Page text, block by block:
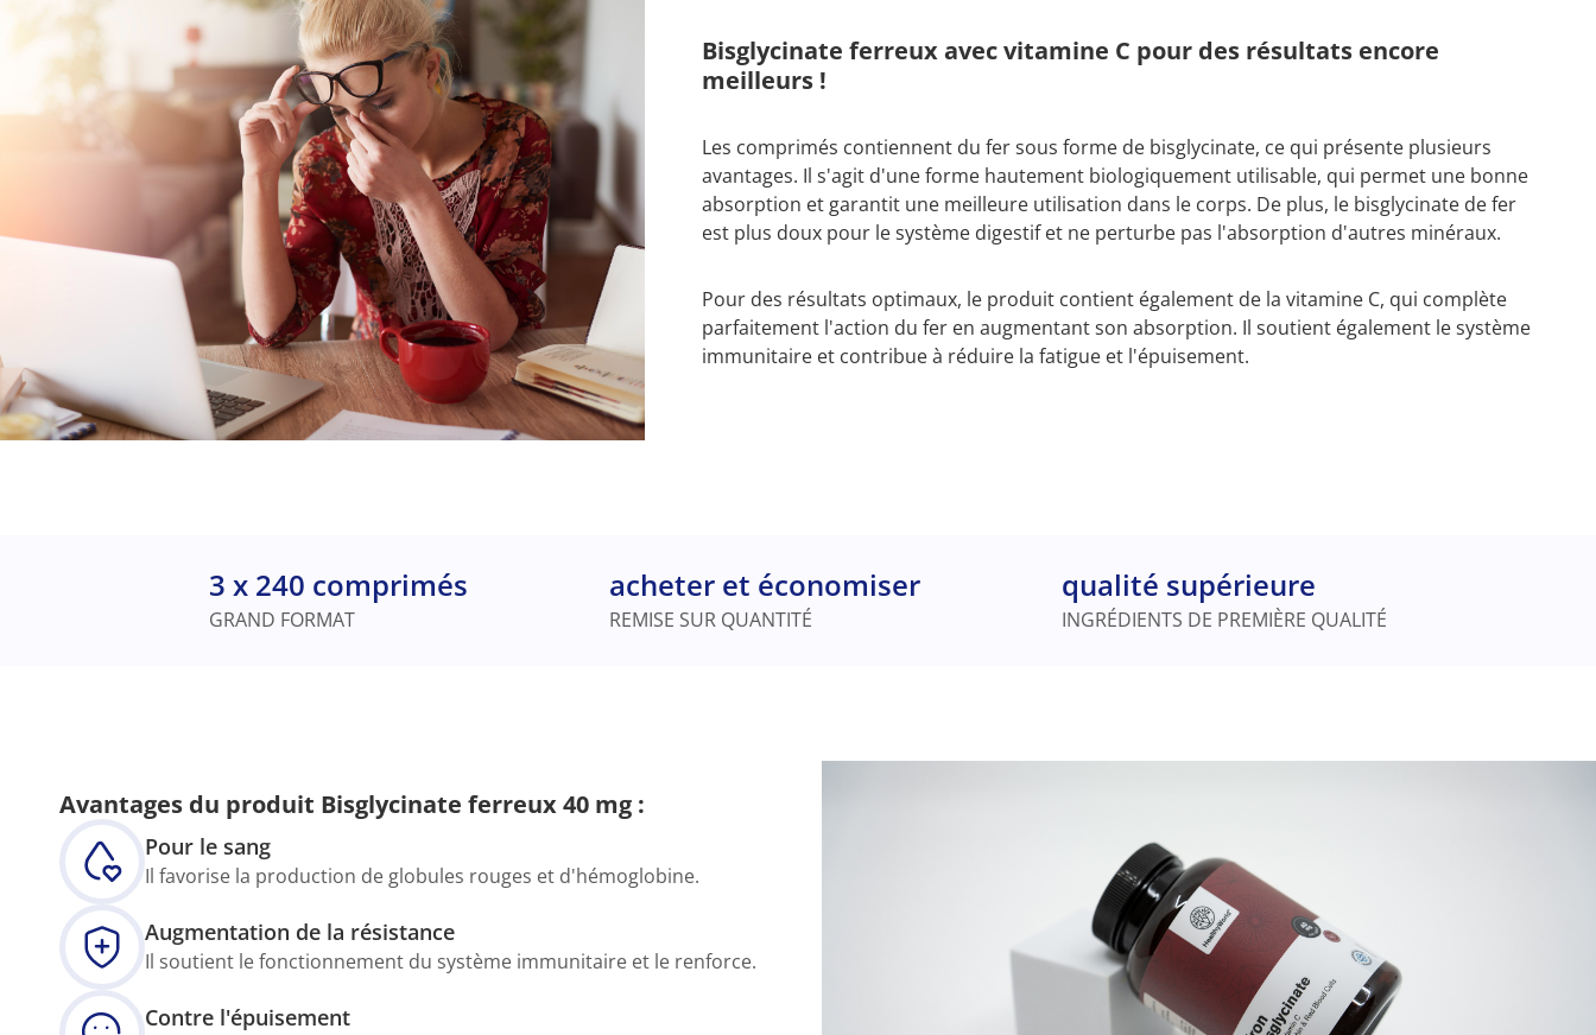
Bisglycinate ferreux avec vitamine C pour des résultats encore
meilleurs !
Les comprimés contiennent du fer sous forme de bisglycinate, ce qui présente plusieurs
avantages. Il s'agit d'une forme hautement biologiquement utilisable, qui permet une bonne
absorption et garantit une meilleure utilisation dans le corps. De plus, le bisglycinate de fer
est plus doux pour le système digestif et ne perturbe pas l'absorption d'autres minéraux.
Pour des résultats optimaux, le produit contient également de la vitamine C, qui complète
parfaitement l'action du fer en augmentant son absorption. Il soutient également le système
immunitaire et contribue à réduire la fatigue et l'épuisement.
3 x 240 comprimés
GRAND FORMAT
acheter et économiser
REMISE SUR QUANTITÉ
qualité supérieure
INGRÉDIENTS DE PREMIÈRE QUALITÉ
Avantages du produit Bisglycinate ferreux 40 mg :
Pour le sang
Il favorise la production de globules rouges et d'hémoglobine.
Augmentation de la résistance
Il soutient le fonctionnement du système immunitaire et le renforce.
Contre l'épuisement